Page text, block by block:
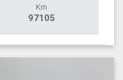
Km
97105